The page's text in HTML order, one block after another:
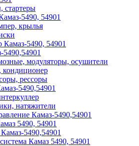
стартеры
5490, 54901
крылья
Камаз-5490, 54901
модуляторы, осушители
кондиционер
рессоры
5490,54901
натяжители
Камаз-5490,54901
5490, 54901
5490,54901
Камаз 5490, 54901